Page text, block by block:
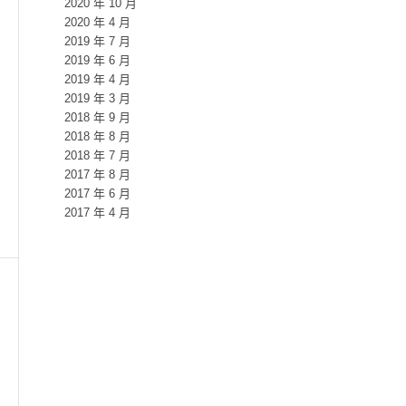
2020 年 10 月
2020 年 4 月
2019 年 7 月
2019 年 6 月
2019 年 4 月
2019 年 3 月
2018 年 9 月
2018 年 8 月
2018 年 7 月
2017 年 8 月
2017 年 6 月
2017 年 4 月